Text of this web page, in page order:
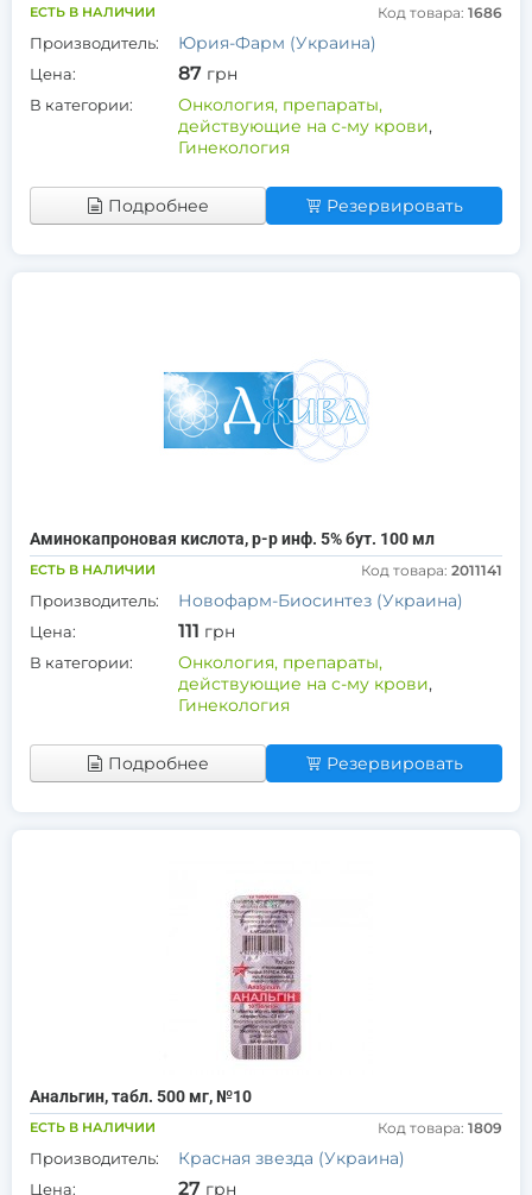
ЕСТЬ В НАЛИЧИИ Код товара: 1686
Производитель: Юрия-Фарм (Украина)
Цена: 87 грн
В категории:
Онкология, препараты,
действующие на с-му крови,
Гинекология
Подробнее Резервировать
Аминокапроновая кислота, р-р инф. 5% бут. 100 мл
ЕСТЬ В НАЛИЧИИ Код товара: 2011141
Производитель: Новофарм-Биосинтез (Украина)
Цена: 111 грн
В категории:
Онкология, препараты,
действующие на с-му крови,
Гинекология
Подробнее Резервировать
Анальгин, табл. 500 мг, №10
ЕСТЬ В НАЛИЧИИ Код товара: 1809
Производитель: Красная звезда (Украина)
Цена: 27 грн